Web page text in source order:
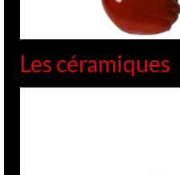
Les céramiques